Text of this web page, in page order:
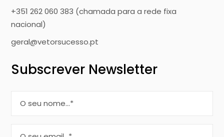
+351 262 060 383 (chamada para a rede fixa
nacional)
geral@vetorsucesso.pt
Subscrever Newsletter